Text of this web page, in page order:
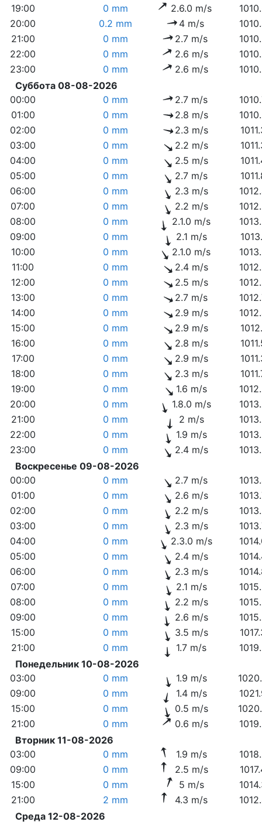
19:00
0 mm 2.6.0 m/s
20:00
0.2 mm 4 m/s
21:00
0 mm 2.7 m/s
22:00
0 mm 2.6 m/s
23:00
0 mm 2.6 m/s
Суббота 08-08-2026
00:00
0 mm 2.7 m/s
01:00
0 mm 2.8 m/s
02:00
0 mm 2.3 m/s
03:00
0 mm 2.2 m/s
04:00
0 mm 2.5 m/s
05:00
0 mm 2.7 m/s
06:00
0 mm 2.3 m/s
07:00
0 mm 2.2 m/s
08:00
0 mm 2.1.0 m/s
09:00
0 mm 2.1 m/s
10:00
0 mm 2.1.0 m/s
11:00
0 mm 2.4 m/s
12:00
0 mm 2.5 m/s
13:00
0 mm 2.7 m/s
14:00
0 mm 2.9 m/s
15:00
0 mm 2.9 m/s
16:00
0 mm 2.8 m/s
17:00
0 mm 2.9 m/s
18:00
0 mm 2.3 m/s
19:00
0 mm 1.6 m/s
20:00
0 mm 1.8.0 m/s
21:00
0 mm 2 m/s
22:00
0 mm 1.9 m/s
23:00
0 mm 2.4 m/s
Воскресенье 09-08-2026
00:00
0 mm 2.7 m/s
01:00
0 mm 2.6 m/s
02:00
0 mm 2.2 m/s
03:00
0 mm 2.3 m/s
04:00
0 mm 2.3.0 m/s
05:00
0 mm 2.4 m/s
06:00
0 mm 2.3 m/s
07:00
0 mm 2.1 m/s
08:00
0 mm 2.2 m/s
09:00
0 mm 2.6 m/s
15:00
0 mm 3.5 m/s
21:00
0 mm 1.7 m/s
Понедельник 10-08-2026
03:00
0 mm 1.9 m/s
09:00
0 mm 1.4 m/s
15:00
0 mm 0.5 m/s
21:00
0 mm 0.6 m/s
Вторник 11-08-2026
03:00
0 mm 1.9 m/s
09:00
0 mm 2.5 m/s
15:00
0 mm 5 m/s
21:00
2 mm 4.3 m/s
Среда 12-08-2026